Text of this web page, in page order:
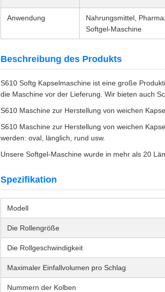
Anwendung
Nahrungsmittel,
Softgel-Maschine
Beschreibung des Produkts
S610 Softg Kapselmaschine ist eine große
die Maschine vor der Lieferung. Wir bieten auch
S610 Maschine zur Herstellung von weichen
S610 Maschine zur Herstellung von weichen
werden: oval, länglich, rund usw.
Unsere Softgel-Maschine wurde in mehr als 20
Spezifikation
Modell
Die Rollengröße
Die Rollgeschwindigkeit
Maximaler Einfallvolumen pro Schlag
Nummern der Kolben